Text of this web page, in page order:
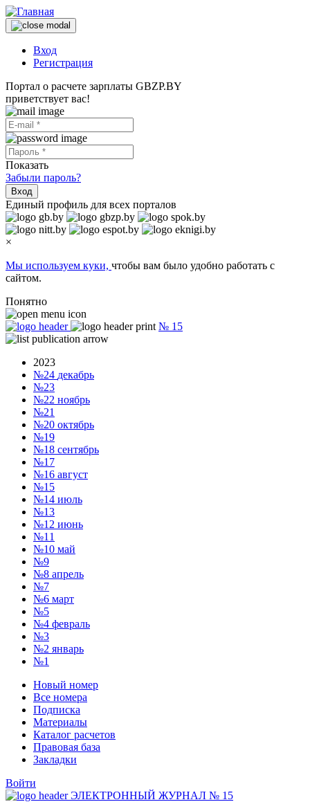
Вход
Регистрация
Портал о расчете зарплаты GBZP.BY
приветствует вас!
Показать
Забыли пароль?
Вход
Единый профиль для всех порталов
×
Мы используем куки, чтобы вам было удобно работать с
сайтом.
Понятно
№ 15
2023
№24 декабрь
№23
№22 ноябрь
№21
№20 октябрь
№19
№18 сентябрь
№17
№16 август
№15
№14 июль
№13
№12 июнь
№11
№10 май
№9
№8 апрель
№7
№6 март
№5
№4 февраль
№3
№2 январь
№1
Новый номер
Все номера
Подписка
Материалы
Каталог расчетов
Правовая база
Закладки
Войти
ЭЛЕКТРОННЫЙ ЖУРНАЛ № 15